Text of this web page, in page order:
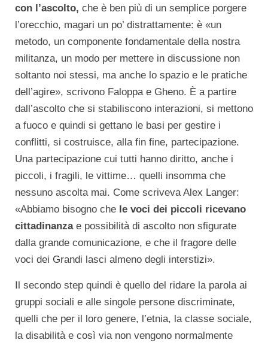
con l’ascolto, che è ben più di un semplice porgere
l’orecchio, magari un po’ distrattamente: è «un
metodo, un componente fondamentale della nostra
militanza, un modo per mettere in discussione non
soltanto noi stessi, ma anche lo spazio e le pratiche
dell’agire», scrivono Faloppa e Gheno. È a partire
dall’ascolto che si stabiliscono interazioni, si mettono
a fuoco e quindi si gettano le basi per gestire i
conflitti, si costruisce, alla fin fine, partecipazione.
Una partecipazione cui tutti hanno diritto, anche i
piccoli, i fragili, le vittime… quelli insomma che
nessuno ascolta mai. Come scriveva Alex Langer:
«Abbiamo bisogno che le voci dei piccoli ricevano
cittadinanzae possibilità di ascolto non sfigurate
dalla grande comunicazione, e che il fragore delle
voci dei Grandi lasci almeno degli interstizi».
Il secondo step quindi è quello del ridare la parola ai
gruppi sociali e alle singole persone discriminate,
quelli che per il loro genere, l’etnia, la classe sociale,
la disabilità e così via non vengono normalmente